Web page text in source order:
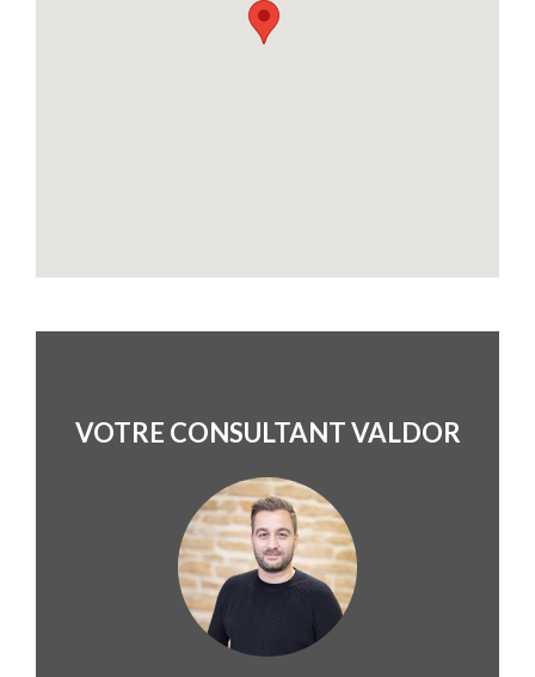
VOTRE CONSULTANT VALDOR